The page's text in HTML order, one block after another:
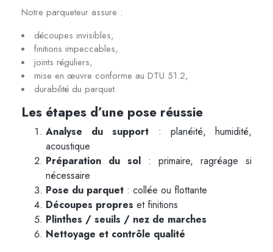
Notre parqueteur assure :
découpes invisibles,
finitions impeccables,
joints réguliers,
mise en œuvre conforme au DTU 51.2,
durabilité du parquet.
Les étapes d’une pose réussie
Analyse du support : planéité, humidité,
acoustique
Préparation du sol : primaire, ragréage si
nécessaire
Pose du parquet : collée ou flottante
Découpes propres et finitions
Plinthes / seuils / nez de marches
Nettoyage et contrôle qualité